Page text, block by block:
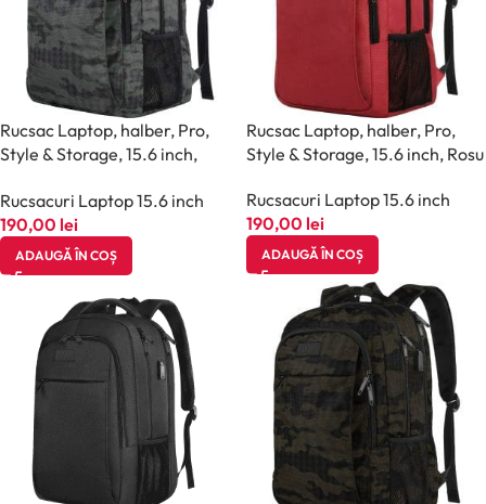
Rucsac Laptop, halber, Pro,
Style & Storage, 15.6 inch,
Rucsacuri Laptop 15.6 inch
190,00 lei
ADAUGĂ ÎN COȘ
Rucsac Laptop, halber, Pro,
Style & Storage, 15.6 inch, Rosu
Rucsacuri Laptop 15.6 inch
190,00 lei
ADAUGĂ ÎN COȘ